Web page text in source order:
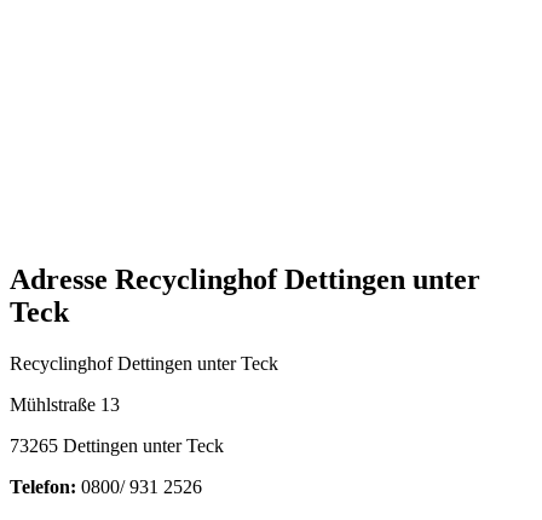
Adresse Recyclinghof Dettingen unter
Teck
Recyclinghof Dettingen unter Teck
Mühlstraße 13
73265 Dettingen unter Teck
Telefon: 0800/ 931 2526